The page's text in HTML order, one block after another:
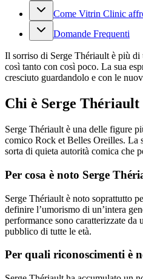
Come Vitrin Clinic
Domande Frequenti
Il sorriso di Serge Thériault è più di
così tanto con così poco. La sua
cresciuto guardandolo e con le
Chi è Serge
Serge Thériault è una delle figure
comico Rock et Belles Oreilles. La
sorta di quieta autorità comica che
Per cosa è noto Serge
Serge Thériault è noto soprattutto
definire l’umorismo di un’intera
performance sono caratterizzate
pubblico di tutte le età.
Per quali riconoscimenti è